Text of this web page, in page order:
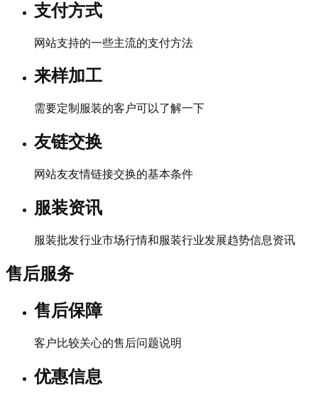
支付方式
网站支持的一些主流的支付方法
来样加工
需要定制服装的客户可以了解一下
友链交换
网站友友情链接交换的基本条件
服装资讯
服装批发行业市场行情和服装行业发展趋势信息资讯
售后服务
售后保障
客户比较关心的售后问题说明
优惠信息